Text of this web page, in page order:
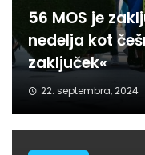
56 MOS je
nedelja kot
zaključek«
22. septembra, 2024